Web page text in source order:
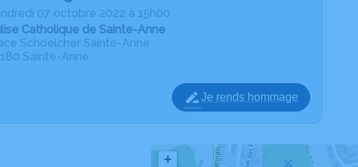
07 octobre 2022 à 15h00
Catholique de Sainte-Anne
Schoelcher Sainte-Anne
Sainte-Anne
Je rends hommage
+